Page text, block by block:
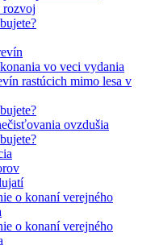
rozvoj
vo veci vydania
rastúcich mimo lesa v
ovzdušia
o konaní verejného
o konaní verejného